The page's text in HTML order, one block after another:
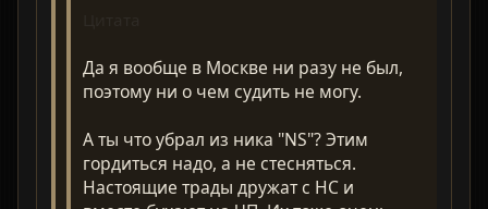
Да я вообще в Москве ни разу не был,
поэтому ни о чем судить не могу.
А ты что убрал из ника "NS"? Этим
гордиться надо, а не стесняться.
Настоящие трады дружат с НС и